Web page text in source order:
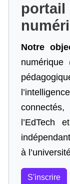
portail
Notre
l’EdTech
à
S'inscrire